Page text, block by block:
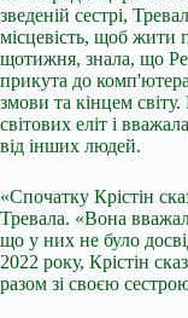
зведеній сестрі,
місцевість, щоб жити
щотижня, знала, що
прикута до
змови та кінцем
світових еліт і
від інших людей.
«Спочатку Крістін
Тревала. «Вона
що у них не було
2022 року, Крістін
разом зі своєю